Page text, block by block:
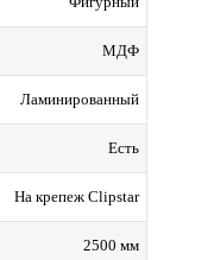
МДФ
Ламинированный
Есть
На крепеж Clipstar
2500 мм